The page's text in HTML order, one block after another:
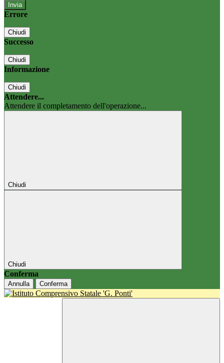
Errore
Chiudi
Successo
Chiudi
Informazione
Chiudi
Attendere...
Attendere il completamento dell'operazione...
Chiudi
Chiudi
Conferma
Annulla Conferma